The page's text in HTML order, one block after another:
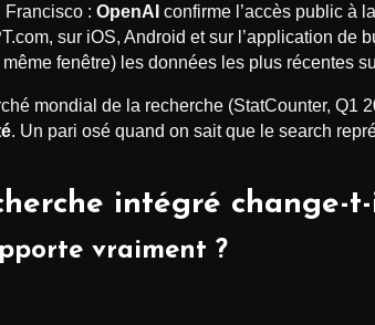
: OpenAI confirme l’accès public à
sur iOS, Android et sur l’application de
fenêtre) les données les plus récentes
mondial de la recherche (StatCounter, Q1
. Un pari osé quand on sait que le search
intégré change-
vraiment ?